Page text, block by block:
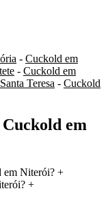
- Cuckold em
- Cuckold em
Teresa - Cuckold
em
em Niterói? +
+